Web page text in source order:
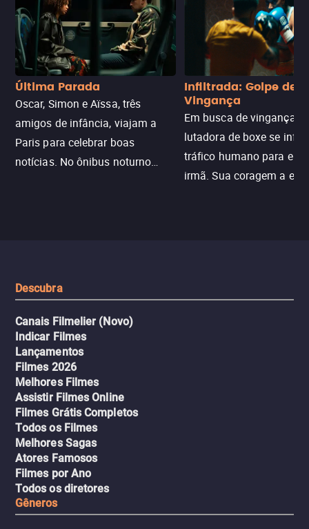
Última Parada
Oscar, Simon e Aïssa, três
amigos de infância, viajam a
Paris para celebrar boas
notícias. No ônibus noturno
Infiltrada: Golpe de
Vingança
Em busca de vingança,
lutadora de boxe se
tráfico humano para
irmã. Sua coragem a
Descubra
Canais Filmelier (Novo)
Indicar Filmes
Lançamentos
Filmes 2026
Melhores Filmes
Assistir Filmes Online
Filmes Grátis Completos
Todos os Filmes
Melhores Sagas
Atores Famosos
Filmes por Ano
Todos os diretores
Gêneros